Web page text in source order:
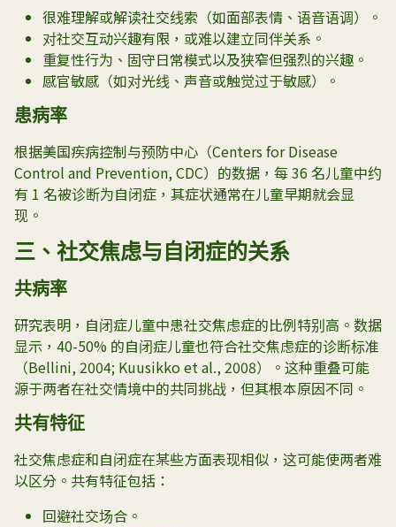
很难理解或解读社交线索（如面部表情、语音语调）。
对社交互动兴趣有限，或难以建立同伴关系。
重复性行为、固守日常模式以及狭窄但强烈的兴趣。
感官敏感（如对光线、声音或触觉过于敏感）。
患病率
根据美国疾病控制与预防中心（Centers for Disease
Control and Prevention, CDC）的数据，每 36 名儿童中约
有 1 名被诊断为自闭症，其症状通常在儿童早期就会显
现。
三、社交焦虑与自闭症的关系
共病率
研究表明，自闭症儿童中患社交焦虑症的比例特别高。数据
显示，40-50% 的自闭症儿童也符合社交焦虑症的诊断标准
（Bellini, 2004; Kuusikko et al., 2008）。这种重叠可能
源于两者在社交情境中的共同挑战，但其根本原因不同。
共有特征
社交焦虑症和自闭症在某些方面表现相似，这可能使两者难
以区分。共有特征包括：
回避社交场合。